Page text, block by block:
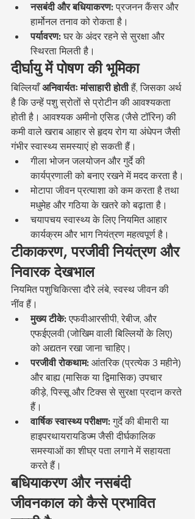
नसबंदी और बधियाकरण: प्रजनन कैंसर और
हार्मोनल तनाव को रोकता है।
पर्यावरण: घर के अंदर रहने से सुरक्षा और
स्थिरता मिलती है।
दीर्घायु में पोषण की भूमिका
बिल्लियाँ अनिवार्यतः मांसाहारी होती हैं, जिसका अर्थ
है कि उन्हें पशु स्रोतों से प्रोटीन की आवश्यकता
होती है। आवश्यक अमीनो एसिड (जैसे टॉरिन) की
कमी वाले खराब आहार से हृदय रोग या अंधेपन जैसी
गंभीर स्वास्थ्य समस्याएं हो सकती हैं।
गीला भोजन जलयोजन और गुर्दे की
कार्यप्रणाली को बनाए रखने में मदद करता है।
मोटापा जीवन प्रत्याशा को कम करता है तथा
मधुमेह और गठिया के खतरे को बढ़ाता है।
चयापचय स्वास्थ्य के लिए नियमित आहार
कार्यक्रम और भाग नियंत्रण महत्वपूर्ण है।
टीकाकरण, परजीवी नियंत्रण और
निवारक देखभाल
नियमित पशुचिकित्सा दौरे लंबे, स्वस्थ जीवन की
नींव हैं।
मुख्य टीके: एफवीआरसीपी, रेबीज, और
एफईएलवी (जोखिम वाली बिल्लियों के लिए)
को अद्यतन रखा जाना चाहिए।
परजीवी रोकथाम: आंतरिक (प्रत्येक 3 महीने)
और बाह्य (मासिक या द्विमासिक) उपचार
कीड़े, पिस्सू और टिक्स से सुरक्षा प्रदान करते
हैं।
वार्षिक स्वास्थ्य परीक्षण: गुर्दे की बीमारी या
हाइपरथायरायडिज्म जैसी दीर्घकालिक
समस्याओं का शीघ्र पता लगाने में सहायता
करते हैं।
बधियाकरण और नसबंदी
जीवनकाल को कैसे प्रभावित